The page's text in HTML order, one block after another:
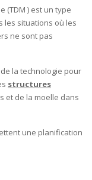
(TDM ) est un type
les situations où les
ne sont pas
la technologie pour
structures
et de la moelle dans
une planification